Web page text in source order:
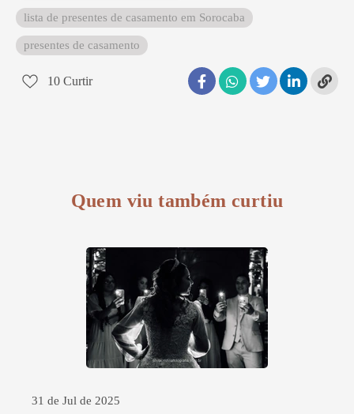
lista de presentes de casamento em Sorocaba
presentes de casamento
10 Curtir
Quem viu também curtiu
31 de Jul de 2025